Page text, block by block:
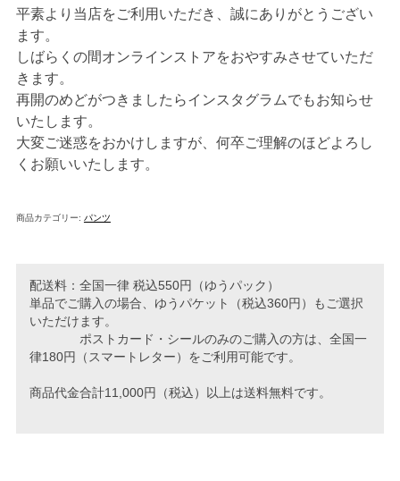
平素より当店をご利用いただき、誠にありがとうござい
ます。
しばらくの間オンラインストアをおやすみさせていただ
きます。
再開のめどがつきましたらインスタグラムでもお知らせ
いたします。
大変ご迷惑をおかけしますが、何卒ご理解のほどよろし
くお願いいたします。
商品カテゴリー: パンツ
配送料：全国一律 税込550円（ゆうパック）
単品でご購入の場合、ゆうパケット（税込360円）もご選択
いただけます。
ポストカード・シールのみのご購入の方は、全国一
律180円（スマートレター）をご利用可能です。
商品代金合計11,000円（税込）以上は送料無料です。